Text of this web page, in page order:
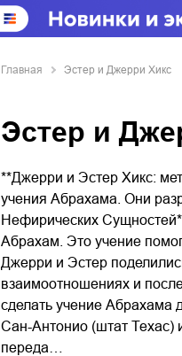
Главная Эстер и Джерри Хикс
Эстер и
**Джерри и Эстер Хикс:
учения Абрахама. Они
Нефирических
Абрахам. Это учение
Джерри и Эстер
взаимоотношениях и
сделать учение Абрахама
Сан-Антонио (штат Техас)
переда…